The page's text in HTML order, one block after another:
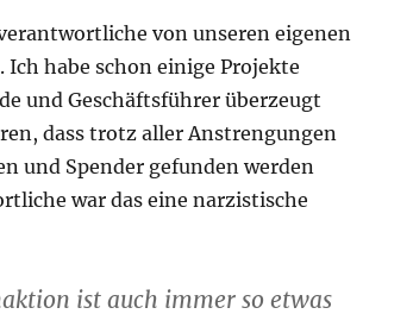
von unse­ren eige­nen
habe schon eini­ge Pro­jek­te
und Geschäfts­füh­rer über­zeugt
dass trotz aller Anstren­gun­gen
und Spen­der gefun­den wer­den
war das eine nar­zis­ti­sche
ist auch immer so etwas